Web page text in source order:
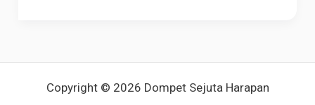
Copyright © 2026 Dompet Sejuta Harapan